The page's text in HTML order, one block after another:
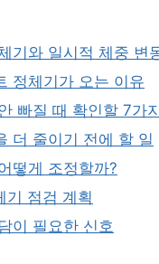
기와 일시적 체중 변
정체기가 오는 이유
빠질 때 확인할 7가지
더 줄이기 전에 할 일
떻게 조정할까?
기 점검 계획
이 필요한 신호